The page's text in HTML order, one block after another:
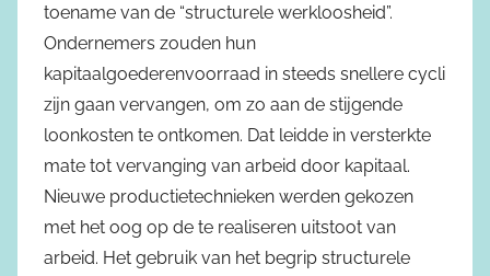
toename van de “structurele werkloosheid”.
Ondernemers zouden hun
kapitaalgoederenvoorraad in steeds snellere cycli
zijn gaan vervangen, om zo aan de stijgende
loonkosten te ontkomen. Dat leidde in versterkte
mate tot vervanging van arbeid door kapitaal.
Nieuwe productietechnieken werden gekozen
met het oog op de te realiseren uitstoot van
arbeid. Het gebruik van het begrip structurele